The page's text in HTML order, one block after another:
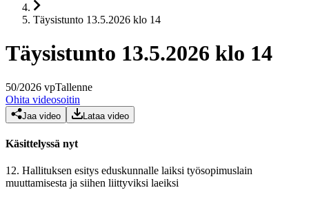
Täysistunto 13.5.2026 klo 14
Täysistunto 13.5.2026 klo 14
50/2026 vpTallenne
Ohita videosoitin
Jaa video Lataa video
Käsittelyssä nyt
12. Hallituksen esitys eduskunnalle laiksi työsopimuslain
muuttamisesta ja siihen liittyviksi laeiksi